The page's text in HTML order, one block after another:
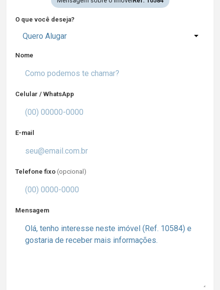
O que você deseja?
Quero Alugar
Nome
Celular / WhatsApp
E-mail
Telefone fixo (opcional)
Mensagem